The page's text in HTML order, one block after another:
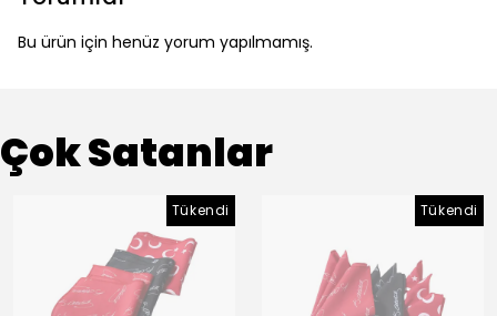
Bu ürün için henüz yorum yapılmamış.
Çok Satanlar
Tükendi Tükendi